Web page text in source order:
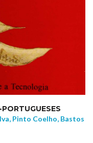
Pinto Coelho, Bastos